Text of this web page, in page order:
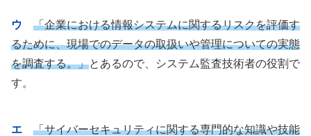
ウ
「企業における情報システムに関するリスクを評価す
るために、現場でのデータの取扱いや管理についての実態
を調査する。」とあるので、システム監査技術者の役割で
す。
エ
「サイバーセキュリティに関する専門的な知識や技能